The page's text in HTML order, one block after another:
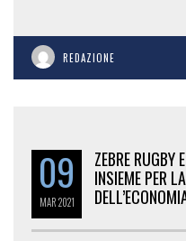
REDAZIONE
09
MAR2021
ZEBRE RUGBY
INSIEME PER